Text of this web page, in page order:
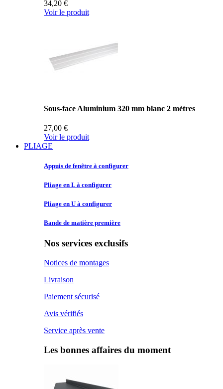
34,20 €
Voir le produit
Sous-face Aluminium 320 mm blanc 2 mètres
27,00 €
Voir le produit
PLIAGE
Appuis de fenêtre à configurer
Pliage en L à configurer
Pliage en U à configurer
Bande de matière première
Nos services exclusifs
Notices de montages
Livraison
Paiement sécurisé
Avis vérifiés
Service après vente
Les bonnes affaires du moment